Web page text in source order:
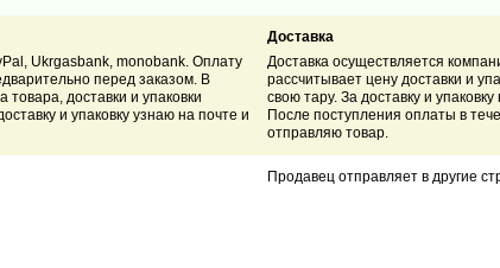
Ukrgasbank, monobank. Оплату
перед заказом. В
товара, доставки и упаковки
и упаковку узнаю на почте и
Доставка
Доставка осуществляется
рассчитывает цену доставки и
свою тару. За доставку и
После поступления оплаты в
отправляю товар.
Продавец отправляет в другие